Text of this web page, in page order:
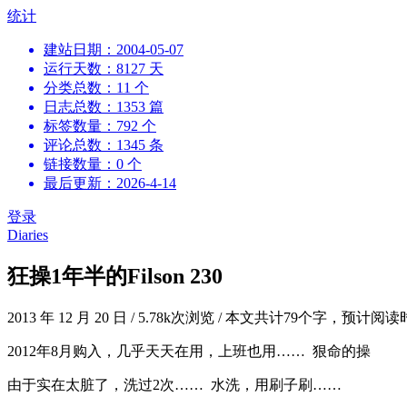
跳
统计
建站日期：2004-05-07
运行天数：8127 天
分类总数：11 个
日志总数：1353 篇
标签数量：792 个
评论总数：1345 条
链接数量：0 个
最后更新：2026-4-14
登录
Diaries
狂操1年半的Filson 230
2013 年 12 月 20 日 /5.78k次浏览 /本文共计79个字，预计阅读
2012年8月购入，几乎天天在用，上班也用…… 狠命的操
由于实在太脏了，洗过2次…… 水洗，用刷子刷……